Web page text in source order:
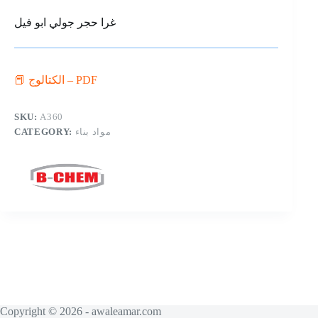
غرا حجر جولي ابو فيل
📕 الكتالوج – PDF
SKU:A360
CATEGORY: مواد بناء
Copyright © 2026 - awaleamar.com